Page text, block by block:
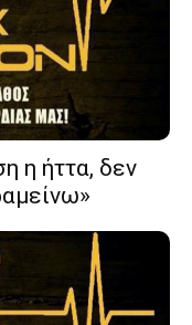
η ήττα, δεν